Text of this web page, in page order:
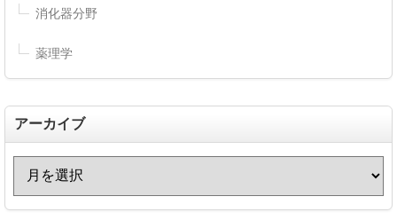
消化器分野
薬理学
アーカイブ